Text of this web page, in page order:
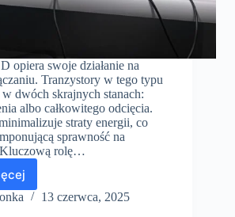
opiera swoje działanie na
Tranzystory w tego typu
dwóch skrajnych stanach:
albo całkowitego odcięcia.
straty energii, co
sprawność na
rolę…
13 czerwca, 2025